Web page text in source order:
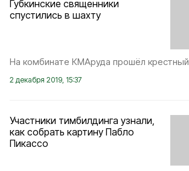
Губкинские священники
спустились в шахту
На комбинате КМАруда прошёл
2 декабря 2019, 15:37
Участники тимбилдинга узнали,
как собрать картину Пабло
Пикассо